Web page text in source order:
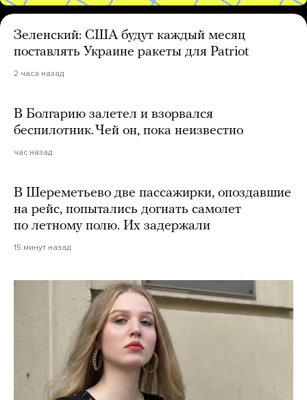
Зеленский: США будут каждый месяц
поставлять Украине ракеты для Patriot
2 часа назад
В Болгарию залетел и взорвался
беспилотник. Чей он, пока неизвестно
час назад
В Шереметьево две пассажирки, опоздавшие
на рейс, попытались догнать самолет
по летному полю. Их задержали
15 минут назад